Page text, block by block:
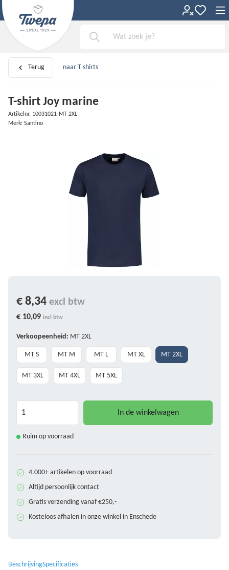
Terug naar T shirts
T-shirt Joy marine
Artikelnr. 10031021-MT 2XL
Merk: Santino
€ 8,34 excl btw
€ 10,09 incl btw
Verkoopeenheid: MT 2XL
MT S MT M MT L MT XL MT 2XL
MT 3XL MT 4XL MT 5XL
In de winkelwagen
Ruim op voorraad
4.000+ artikelen op voorraad
Altijd persoonlijk contact
Gratis verzending vanaf €250,-
Kosteloos afhalen in onze winkel in Enschede
BeschrijvingSpecificaties